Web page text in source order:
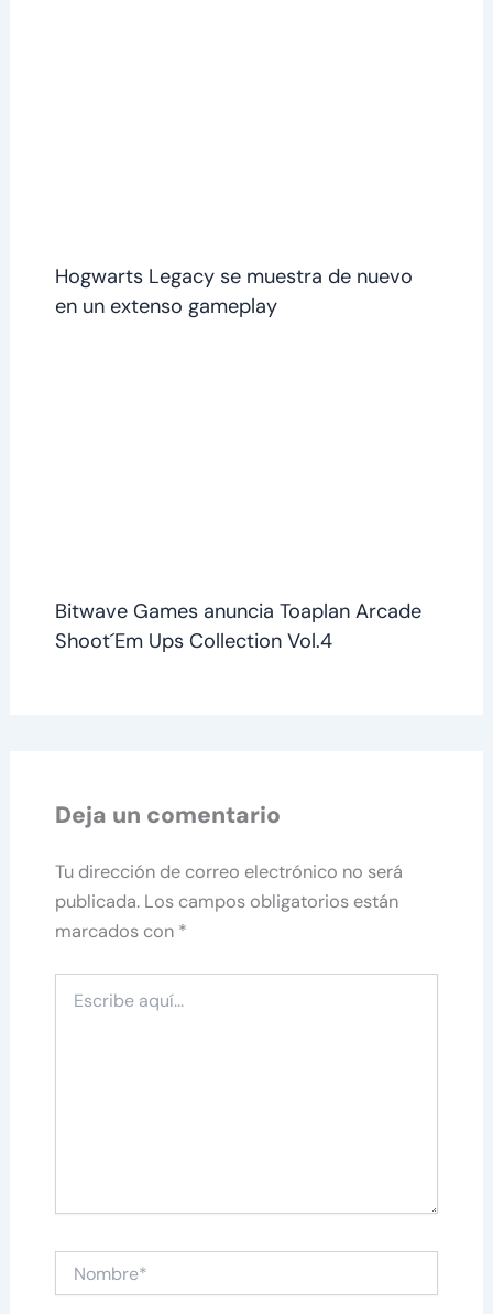
Hogwarts Legacy se muestra de nuevo
en un extenso gameplay
Bitwave Games anuncia Toaplan Arcade
Shoot´Em Ups Collection Vol.4
Deja un comentario
Tu dirección de correo electrónico no será
publicada. Los campos obligatorios están
marcados con *
aquí...